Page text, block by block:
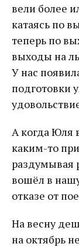
вели более
катаясь по
теперь по
выходы на
У нас
подготовки
А когда Юля
каким-то
раздумывая
вошёл в
отказе от
На весну
на октябрь